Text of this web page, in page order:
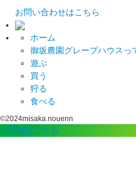
お問い合わせはこちら
ホーム
御坂農園グレープハウスっ
遊ぶ
買う
狩る
食べる
©2024misaka.nouenn
ご予約はこちら